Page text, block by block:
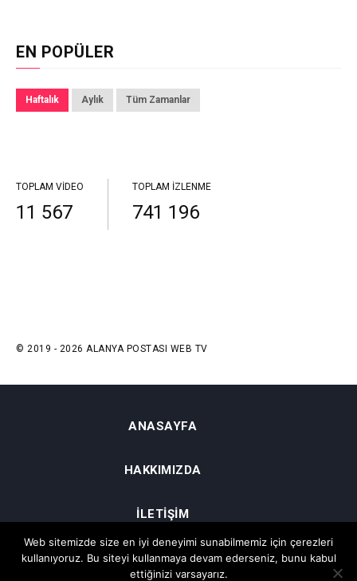
EN POPÜLER
Haftalık Aylık Tüm Zamanlar
TOPLAM VIDEO
11 567
TOPLAM İZLENME
741 196
© 2019 - 2026 ALANYA POSTASI WEB TV
ANASAYFA
HAKKIMIZDA
İLETIŞIM
GIZLILIK VE ŞARTLAR
Web sitemizde size en iyi deneyimi sunabilmemiz için çerezleri
kullanıyoruz. Bu siteyi kullanmaya devam ederseniz, bunu kabul
ettiğinizi varsayarız.